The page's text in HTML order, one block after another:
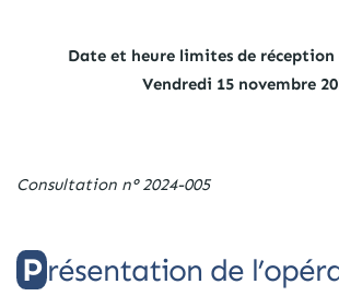
Date et heure limites de réception
Vendredi 15 novembre
Consultation n° 2024-005
Présentation de